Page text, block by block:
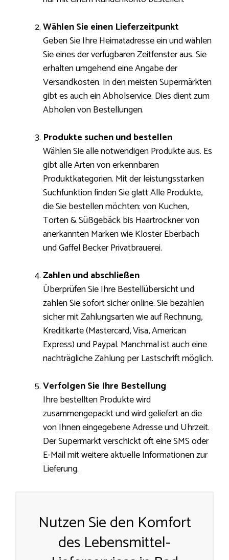
Wählen Sie einen Lieferzeitpunkt
Geben Sie Ihre Heimatadresse ein und wählen
Sie eines der verfügbaren Zeitfenster aus. Sie
erhalten umgehend eine Angabe der
Versandkosten. In den meisten Supermärkten
gibt es auch ein Abholservice. Dies dient zum
Abholen von Bestellungen.
Produkte suchen und bestellen
Wählen Sie alle notwendigen Produkte aus. Es
gibt alle Arten von erkennbaren
Produktkategorien. Mit der leistungsstarken
Suchfunktion finden Sie glatt Alle Produkte,
die Sie bestellen möchten: von Kuchen,
Torten & Süßgebäck bis Haartrockner von
anerkannten Marken wie Kloster Eberbach
und Gaffel Becker Privatbrauerei.
Zahlen und abschließen
Überprüfen Sie Ihre Bestellübersicht und
zahlen Sie sofort sicher online. Sie bezahlen
sicher mit Zahlungsarten wie auf Rechnung,
Kreditkarte (Mastercard, Visa, American
Express) und Paypal. Manchmal ist auch eine
nachträgliche Zahlung per Lastschrift möglich.
Verfolgen Sie Ihre Bestellung
Ihre bestellten Produkte wird
zusammengepackt und wird geliefert an die
von Ihnen eingegebene Adresse und Uhrzeit.
Der Supermarkt verschickt oft eine SMS oder
E-Mail mit weitere aktuelle Informationen zur
Lieferung.
Nutzen Sie den Komfort
des Lebensmittel-